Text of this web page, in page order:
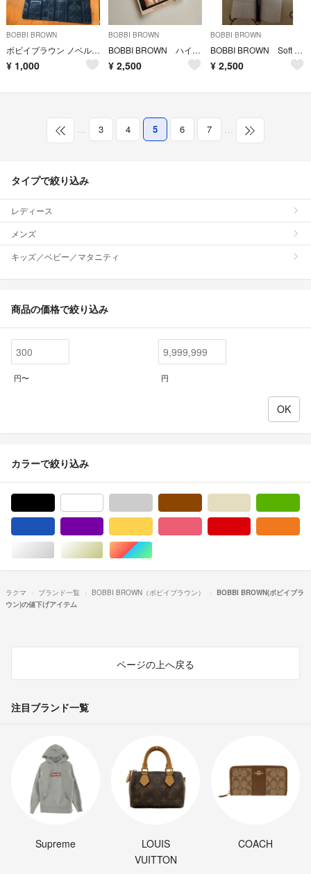
BOBBI BROWN
ボビイブラウン ノベルティ バッグ
¥ 1,000
BOBBI BROWN
BOBBI BROWN ハイライティングパウダー
¥ 2,500
BOBBI BROWN
BOBBI BROWN Soft Focus Foundation Brush
¥ 2,500
… 3 4 5 6 7 …
タイプで絞り込み
レディース
メンズ
キッズ／ベビー／マタニティ
商品の価格で絞り込み
円〜 円
カラーで絞り込み
シルバー/銀色系ゴールド/金色系マルチカラー
ラクマ ブランド一覧 BOBBI BROWN（ボビイブラウン）
BOBBI BROWN(ボビイブラ
ウン)の値下げアイテム
ページの上へ戻る
注目ブランド一覧
Supreme
LOUIS
VUITTON
COACH